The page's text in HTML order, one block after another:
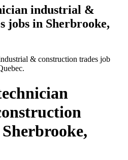
industrial &
jobs in Sherbrooke,
& construction trades job